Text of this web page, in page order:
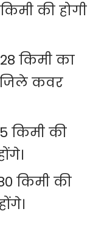
की होगी
किमी का
कवर
किमी की
किमी की